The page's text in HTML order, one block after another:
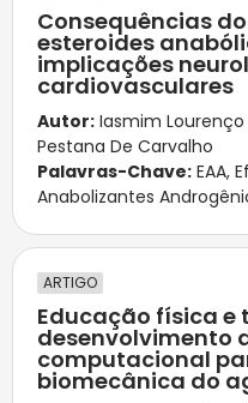
Consequências
esteroides
implicações
cardiovasculares
Autor: Iasmim Lourenço
Pestana De Carvalho
Palavras-Chave: EAA,
Anabolizantes
ARTIGO
Educação física e
desenvolvimento
computacional
biomecânica do